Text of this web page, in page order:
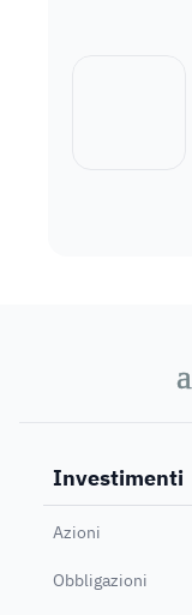
a
a
Investimenti
Azioni
Obbligazioni